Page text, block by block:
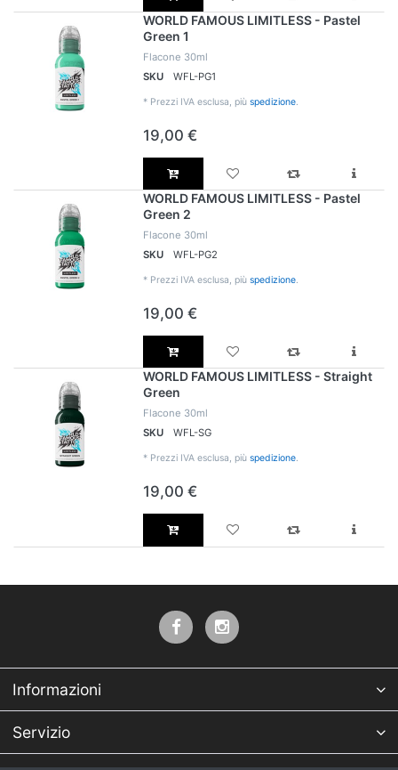
WORLD FAMOUS LIMITLESS - Pastel
Green 1
Flacone 30ml
SKU
WFL-PG1
* Prezzi IVA esclusa, più spedizione.
19,00 €
WORLD FAMOUS LIMITLESS - Pastel
Green 2
Flacone 30ml
SKU
WFL-PG2
* Prezzi IVA esclusa, più spedizione.
19,00 €
WORLD FAMOUS LIMITLESS - Straight
Green
Flacone 30ml
SKU
WFL-SG
* Prezzi IVA esclusa, più spedizione.
19,00 €
Informazioni
Servizio